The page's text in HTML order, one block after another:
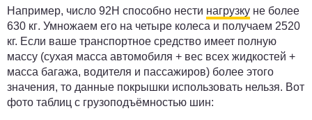
Например, число 92H способно нести нагрузку не более
630 кг. Умножаем его на четыре колеса и получаем 2520
кг. Если ваше транспортное средство имеет полную
массу (сухая масса автомобиля + вес всех жидкостей +
масса багажа, водителя и пассажиров) более этого
значения, то данные покрышки использовать нельзя. Вот
фото таблиц с грузоподъёмностью шин: